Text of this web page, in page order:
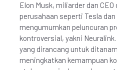
Elon Musk, miliarder dan
perusahaan seperti Tesla
mengumumkan peluncuran
kontroversial, yakni
yang dirancang untuk
meningkatkan kemampuan